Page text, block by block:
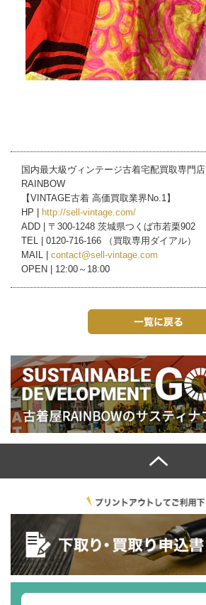
国内最大級ヴィンテージ古着宅配買取専門店
RAINBOW
【VINTAGE古着 高価買取業界No.1】
HP |
http://sell-vintage.com/
ADD | 〒300-1248 茨城県つくば市若栗902
TEL | 0120-716-166 （買取専用ダイアル）
MAIL | contact@sell-vintage.com
OPEN | 12:00～18:00